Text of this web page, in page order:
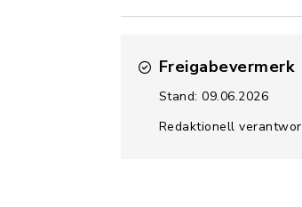
Freigabevermerk
Stand: 09.06.2026
Redaktionell